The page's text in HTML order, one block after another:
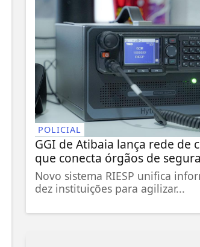
POLICIAL
GGI de Atibaia lança rede de
que conecta órgãos de
Novo sistema RIESP unifica
dez instituições para agilizar...